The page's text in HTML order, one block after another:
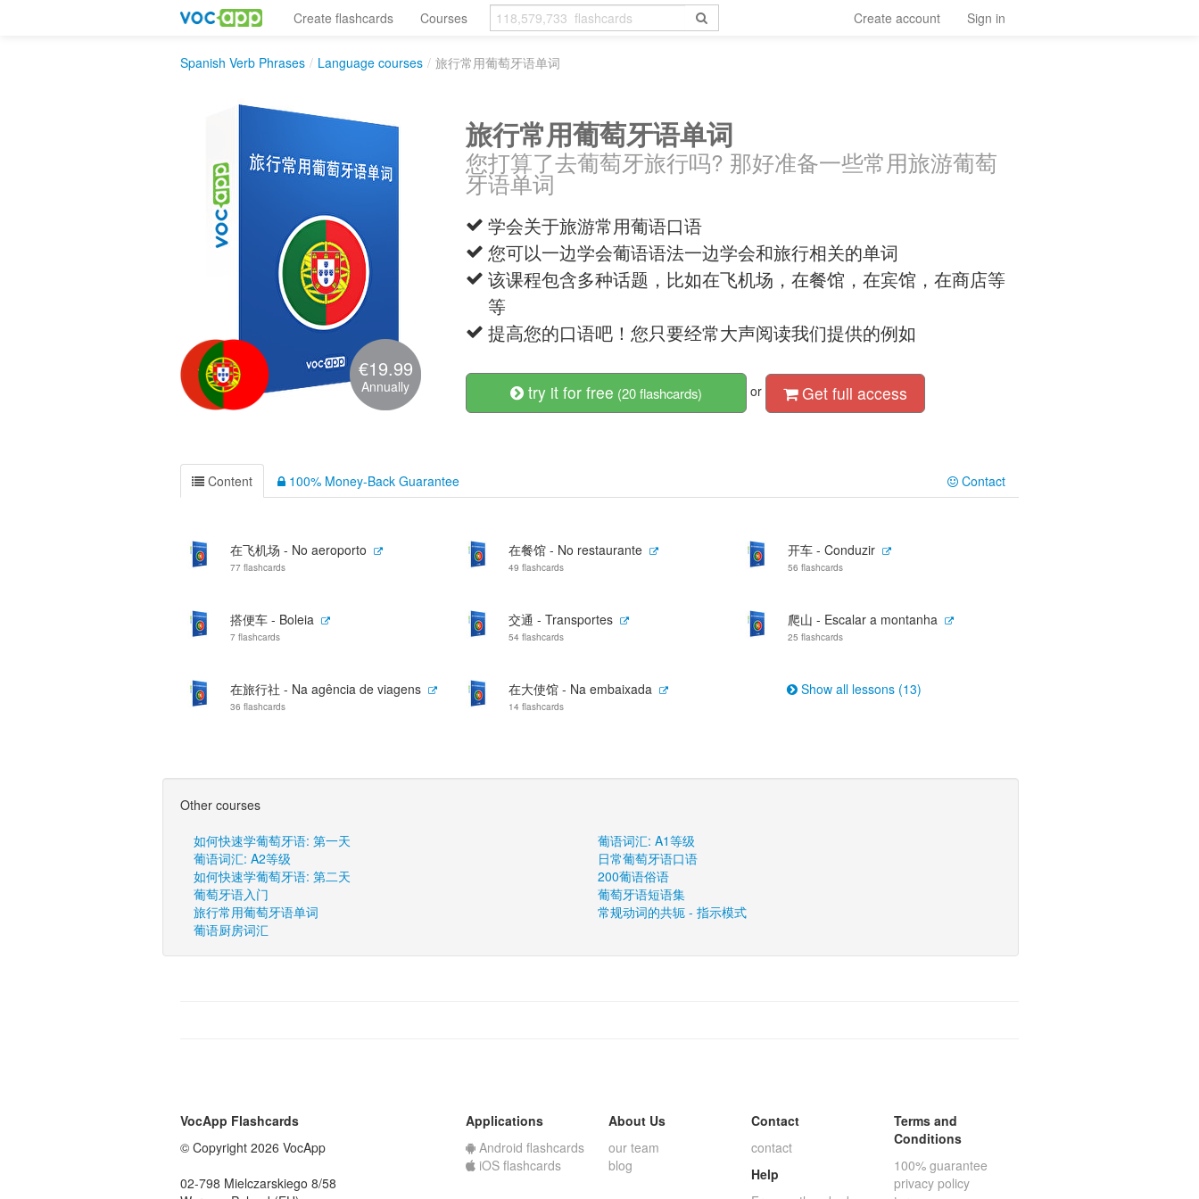
Create flashcards Courses Create account Sign in
Spanish Verb Phrases / Language courses / 旅行常用葡萄牙语单词
€19.99
Annually
旅行常用葡萄牙语单词
您打算了去葡萄牙旅行吗? 那好准备一些常用旅游葡萄
牙语单词
学会关于旅游常用葡语口语
您可以一边学会葡语语法一边学会和旅行相关的单词
该课程包含多种话题，比如在飞机场，在餐馆，在宾馆，在商店等
等
提高您的口语吧！您只要经常大声阅读我们提供的例如
try it for free (20 flashcards) or Get full access
Content 100% Money-Back Guarantee Contact
在飞机场 - No aeroporto
77 flashcards
在餐馆 - No restaurante
49 flashcards
开车 - Conduzir
56 flashcards
搭便车 - Boleia
7 flashcards
交通 - Transportes
54 flashcards
爬山 - Escalar a montanha
25 flashcards
在旅行社 - Na agência de viagens
36 flashcards
在大使馆 - Na embaixada
14 flashcards
Show all lessons (13)
Other courses
如何快速学葡萄牙语: 第一天
葡语词汇: A1等级
葡语词汇: A2等级
日常葡萄牙语口语
如何快速学葡萄牙语: 第二天
200葡语俗语
葡萄牙语入门
葡萄牙语短语集
旅行常用葡萄牙语单词
常规动词的共轭 - 指示模式
葡语厨房词汇
VocApp Flashcards
© Copyright 2026 VocApp
02-798 Mielczarskiego 8/58
Applications
Android flashcards
iOS flashcards
About Us
our team
blog
Contact
contact
Help
Terms and
Conditions
100% guarantee
privacy policy